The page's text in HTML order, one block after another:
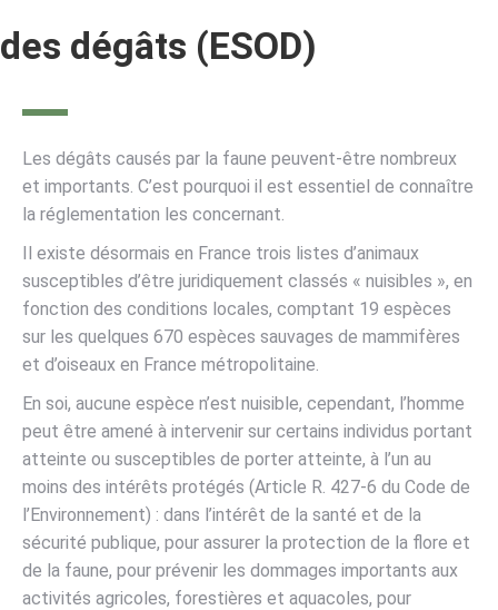
des dégâts (ESOD)
Les dégâts causés par la faune peuvent-être nombreux
et importants. C’est pourquoi il est essentiel de connaître
la réglementation les concernant.
Il existe désormais en France trois listes d’animaux
susceptibles d’être juridiquement classés « nuisibles », en
fonction des conditions locales, comptant 19 espèces
sur les quelques 670 espèces sauvages de mammifères
et d’oiseaux en France métropolitaine.
En soi, aucune espèce n’est nuisible, cependant, l’homme
peut être amené à intervenir sur certains individus portant
atteinte ou susceptibles de porter atteinte, à l’un au
moins des intérêts protégés (Article R. 427-6 du Code de
l’Environnement) : dans l’intérêt de la santé et de la
sécurité publique, pour assurer la protection de la flore et
de la faune, pour prévenir les dommages importants aux
activités agricoles, forestières et aquacoles, pour